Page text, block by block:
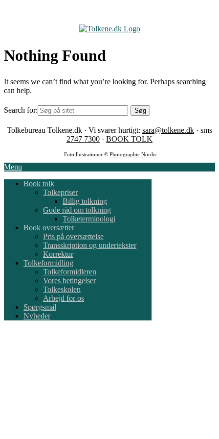
Nothing Found
It seems we can’t find what you’re looking for. Perhaps searching
can help.
Search for:
Tolkebureau Tolkene.dk · Vi svarer hurtigt: sara@tolkene.dk · sms
2747 7300 · BOOK TOLK
Fotoillustrationer © Photographic Nordic
Menu
Book tolk
Tolkepriser
Billig tolkning
Gode råd om tolkning
Tolketerminologi
Book oversætter
Pris på oversættelse
Transskription og undertekster
Korrektur
Tolkeformidling
Tolkeformidleren
Vores betingelser
Tolkeskolen
Arbejd for os
Spørgsmål
Nyheder